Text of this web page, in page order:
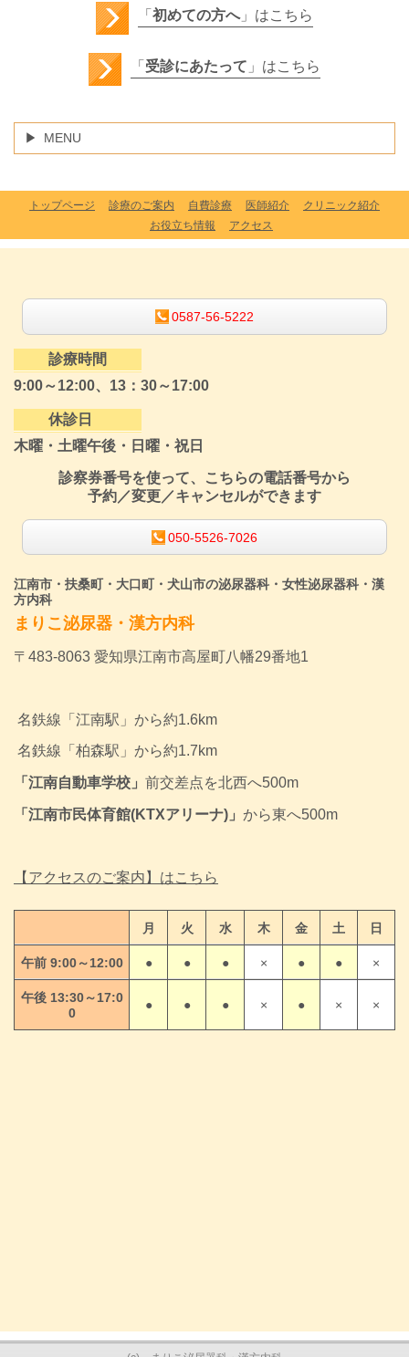
「 初めての方へ」はこちら
「 受診にあたって 」はこちら
MENU
トップページ 診療のご案内 自費診療 医師紹介
クリニック紹介
お役立ち情報
アクセス
0587-56-5222
診療時間
9:00～12:00、13：30～17:00
休診日
木曜・土曜午後・日曜・祝日
診察券番号を使って、こちらの電話番号から
予約／変更／キャンセルができます
050-5526-7026
江南市・扶桑町・大口町・犬山市の泌尿器科・女性泌尿器科・漢
方内科
まりこ泌尿器・漢方内科
〒483-8063 愛知県江南市高屋町八幡29番地1
名鉄線「江南駅」から約1.6km
名鉄線 「柏森駅」から約1.7km
「江南自動車学校」 前交差点を北西へ500m
「江南市民体育館(KTXアリーナ)」 から東へ500m
【アクセスのご案内】はこちら
月 火 水 木 金 土 日
午前 9:00～12:00 ● ● ● × ● ● ×
午後 13:30～17:0
0
● ● ● × ● × ×